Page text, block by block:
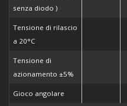
senza diodo )
Tensione di rilascio
a 20°C
Tensione di
azionamento ±5%
Gioco angolare